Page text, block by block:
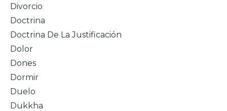
Divorcio
Doctrina
Doctrina De La Justificación
Dolor
Dones
Dormir
Duelo
Dukkha